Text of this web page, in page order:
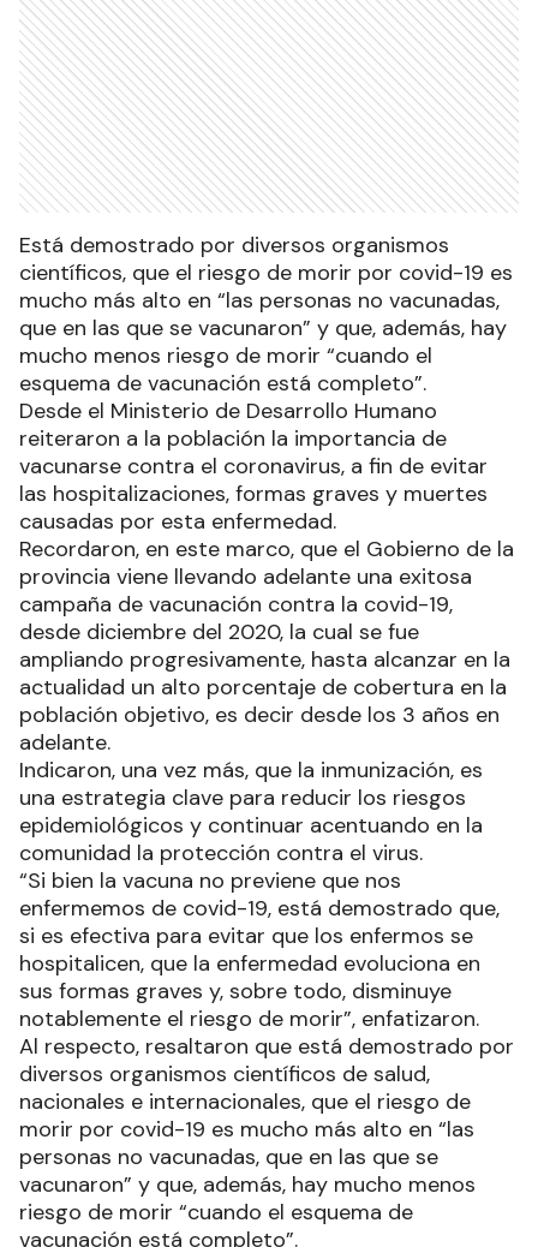
Está demostrado por diversos organismos
científicos, que el riesgo de morir por covid-19 es
mucho más alto en “las personas no vacunadas,
que en las que se vacunaron” y que, además, hay
mucho menos riesgo de morir “cuando el
esquema de vacunación está completo”.
Desde el Ministerio de Desarrollo Humano
reiteraron a la población la importancia de
vacunarse contra el coronavirus, a fin de evitar
las hospitalizaciones, formas graves y muertes
causadas por esta enfermedad.
Recordaron, en este marco, que el Gobierno de la
provincia viene llevando adelante una exitosa
campaña de vacunación contra la covid-19,
desde diciembre del 2020, la cual se fue
ampliando progresivamente, hasta alcanzar en la
actualidad un alto porcentaje de cobertura en la
población objetivo, es decir desde los 3 años en
adelante.
Indicaron, una vez más, que la inmunización, es
una estrategia clave para reducir los riesgos
epidemiológicos y continuar acentuando en la
comunidad la protección contra el virus.
“Si bien la vacuna no previene que nos
enfermemos de covid-19, está demostrado que,
si es efectiva para evitar que los enfermos se
hospitalicen, que la enfermedad evoluciona en
sus formas graves y, sobre todo, disminuye
notablemente el riesgo de morir”, enfatizaron.
Al respecto, resaltaron que está demostrado por
diversos organismos científicos de salud,
nacionales e internacionales, que el riesgo de
morir por covid-19 es mucho más alto en “las
personas no vacunadas, que en las que se
vacunaron” y que, además, hay mucho menos
riesgo de morir “cuando el esquema de
vacunación está completo”.